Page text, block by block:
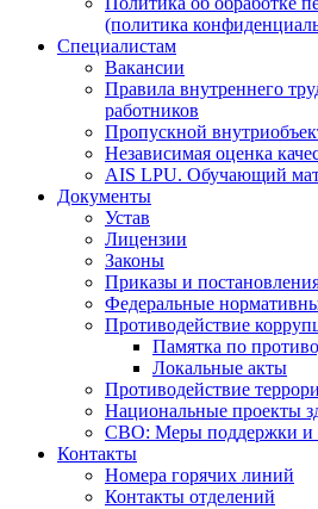
(политика
Специалистам
Вакансии
Правила внутреннего
работников
Пропускной
Независимая оценка
AIS LPU. Обучающий
Документы
Устав
Лицензии
Законы
Приказы и
Федеральные
Противодействие
Памятка по
Локальные акты
Противодействие
Национальные проекты
СВО: Меры поддержки и
Контакты
Номера горячих линий
Контакты отделений